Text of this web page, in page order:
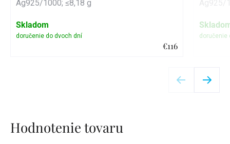
Ag925/1000; ≤8,18 g
€116
Skladom
Hodnotenie tovaru